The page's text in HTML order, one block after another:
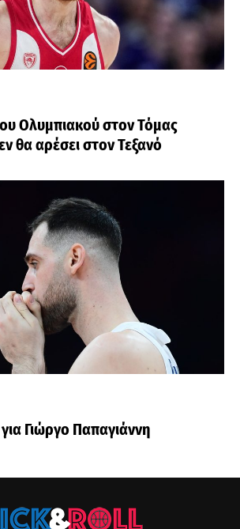
Ολυμπιακού στον Τόμας
θα αρέσει στον Τεξανό
Γιώργο Παπαγιάννη